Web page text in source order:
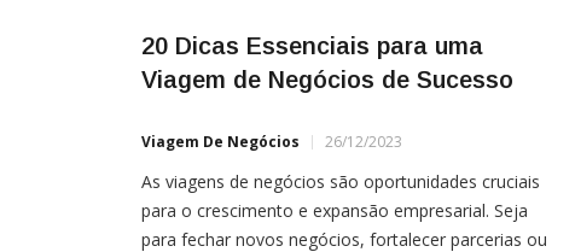
20 Dicas Essenciais para uma
Viagem de Negócios de Sucesso
Viagem De Negócios 26/12/2023
As viagens de negócios são oportunidades cruciais
para o crescimento e expansão empresarial. Seja
para fechar novos negócios, fortalecer parcerias ou